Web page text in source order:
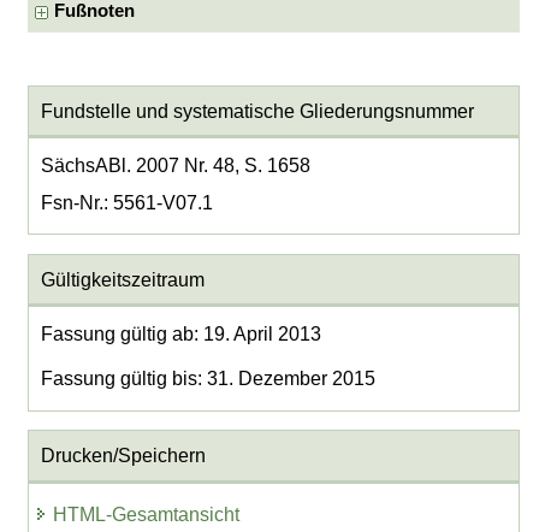
Fußnoten
Fundstelle und systematische Gliederungsnummer
SächsABl. 2007 Nr. 48, S. 1658
Fsn-Nr.: 5561-V07.1
Gültigkeitszeitraum
Fassung gültig ab: 19. April 2013
Fassung gültig bis: 31. Dezember 2015
Drucken/Speichern
HTML-Gesamtansicht